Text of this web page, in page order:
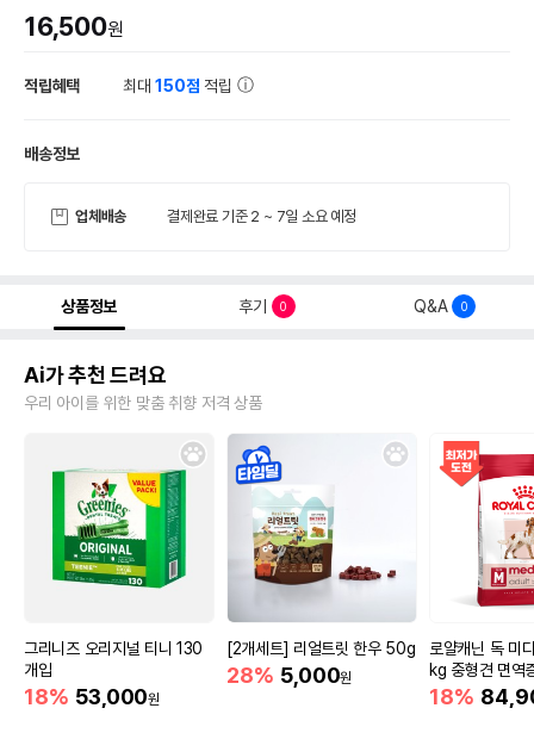
16,500원
적립혜택 최대150점 적립
배송정보
업체배송 결제완료 기준 2 ~ 7일 소요 예정
상품정보 후기 0 Q&A 0
Ai가 추천 드려요
우리 아이를 위한 맞춤 취향 저격 상품
그리니즈 오리지널 티니 130
개입
18% 53,000원
[2개세트] 리얼트릿 한우 50g
28% 5,000원
로얄캐닌 독 미
kg 중형견 면역
18%